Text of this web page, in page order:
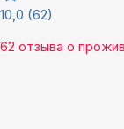
10,0 (62)
62 отзыва о